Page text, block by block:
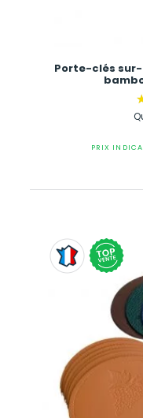
Porte-clés
PRIX